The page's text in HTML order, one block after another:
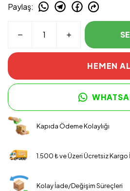
Paylaş:
HEMEN AL
Kapıda Ödeme Kolaylığı
1.500 ₺ ve Üzeri Ücretsiz Kargo
Kolay İade/Değişim Süreçleri